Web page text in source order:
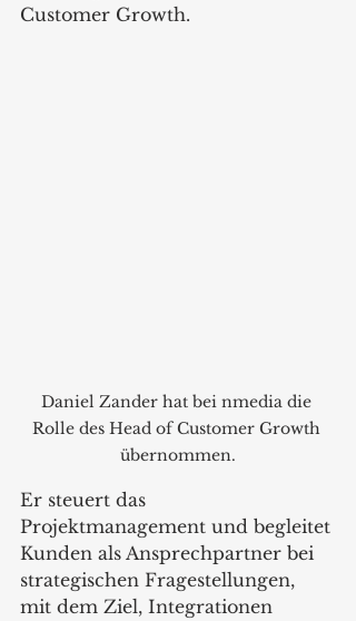
Customer Growth.
Daniel Zander hat bei nmedia die
Rolle des Head of Customer Growth
übernommen.
Er steuert das
Projektmanagement und begleitet
Kunden als Ansprechpartner bei
strategischen Fragestellungen,
mit dem Ziel, Integrationen